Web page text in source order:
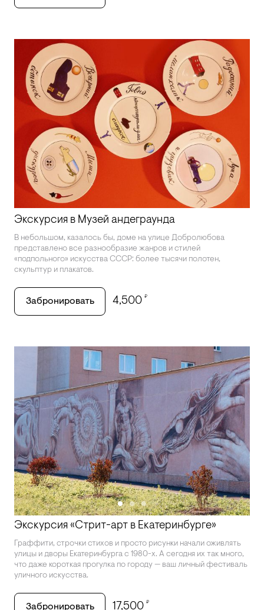
Экскурсия в Музей андеграунда
В небольшом, казалось бы, доме на улице Добролюбова
представлено все разнообразие жанров и стилей
«подпольного» искусства СССР: более тысячи полотен,
скульптур и плакатов.
Забронировать 4,500 ₽
Экскурсия «Стрит-арт в Екатеринбурге»
Граффити, строчки стихов и просто рисунки начали оживлять
улицы и дворы Екатеринбурга с 1980-х. А сегодня их так много,
что даже короткая прогулка по городу — ваш личный фестиваль
уличного искусства.
Забронировать 17,500 ₽